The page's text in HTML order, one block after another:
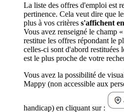
La liste des offres d'emploi est
pertinence. Cela veut dire que
plus à vos critères s'affichent
Vous avez renseigné le champ
restitue les offres répondant le
celles-ci sont d'abord restituées
est le plus proche de votre
Vous avez la possibilité de
Mappy (non accessible aux
handicap) en cliquant sur :